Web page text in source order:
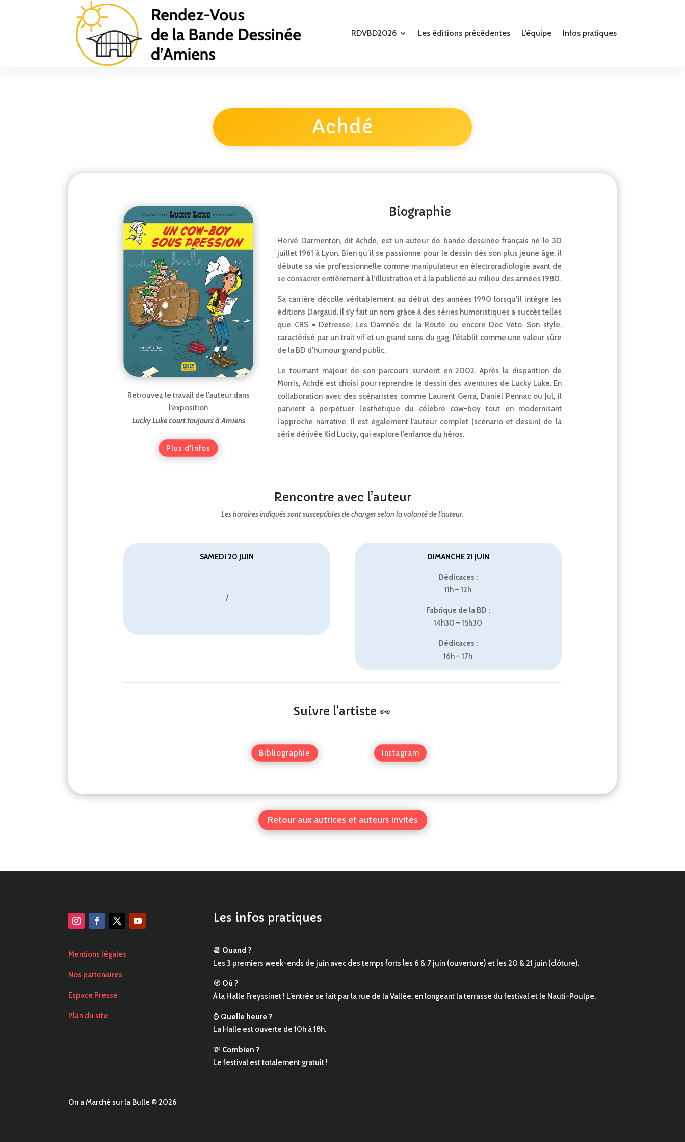
RDVBD2026 Les éditions précédentes L’équipe Infos pratiques
Achdé
Retrouvez le travail de l’auteur dans
l’exposition
Lucky Luke court toujours à Amiens
Plus d'infos
Biographie
Hervé Darmenton, dit Achdé, est un auteur de bande dessinée français né le 30
juillet 1961 à Lyon. Bien qu’il se passionne pour le dessin dès son plus jeune âge, il
débute sa vie professionnelle comme manipulateur en électroradiologie avant de
se consacrer entièrement à l’illustration et à la publicité au milieu des années 1980.
Sa carrière décolle véritablement au début des années 1990 lorsqu’il intègre les
éditions Dargaud. Il s’y fait un nom grâce à des séries humoristiques à succès telles
que CRS = Détresse, Les Damnés de la Route ou encore Doc Véto. Son style,
caractérisé par un trait vif et un grand sens du gag, l’établit comme une valeur sûre
de la BD d’humour grand public.
Le tournant majeur de son parcours survient en 2002. Après la disparition de
Morris, Achdé est choisi pour reprendre le dessin des aventures de Lucky Luke. En
collaboration avec des scénaristes comme Laurent Gerra, Daniel Pennac ou Jul, il
parvient à perpétuer l’esthétique du célèbre cow-boy tout en modernisant
l’approche narrative. Il est également l’auteur complet (scénario et dessin) de la
série dérivée Kid Lucky, qui explore l’enfance du héros.
Rencontre avec l’auteur
Les horaires indiqués sont susceptibles de changer selon la volonté de l’auteur.
SAMEDI 20 JUIN
/
DIMANCHE 21 JUIN
Dédicaces :
11h – 12h
Fabrique de la BD :
14h30 – 15h30
Dédicaces :
16h – 17h
Suivre l’artiste 👀
Bibliographie Instagram
Retour aux autrices et auteurs invités
Mentions légales
Nos partenaires
Espace Presse
Plan du site
Les infos pratiques
📆 Quand ?
Les 3 premiers week-ends de juin avec des temps forts les 6 & 7 juin (ouverture) et les 20 & 21 juin (clôture).
🧭 Où ?
À la Halle Freyssinet ! L’entrée se fait par la rue de la Vallée, en longeant la terrasse du festival et le Nauti-Poulpe.
⌚ Quelle heure ?
La Halle est ouverte de 10h à 18h.
💸 Combien ?
Le festival est totalement gratuit !
On a Marché sur la Bulle © 2026